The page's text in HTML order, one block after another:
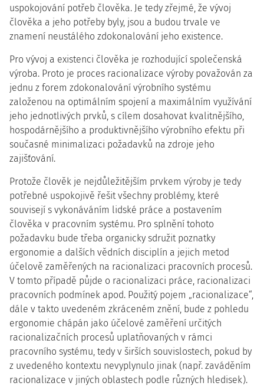
uspokojování potřeb člověka. Je tedy zřejmé, že vývoj
člověka a jeho potřeby byly, jsou a budou trvale ve
znamení neustálého zdokonalování jeho existence.
Pro vývoj a existenci člověka je rozhodující společenská
výroba. Proto je proces racionalizace výroby považován za
jednu z forem zdokonalování výrobního systému
založenou na optimálním spojení a maximálním využívání
jeho jednotlivých prvků, s cílem dosahovat kvalitnějšího,
hospodárnějšího a produktivnějšího výrobního efektu při
současné minimalizaci požadavků na zdroje jeho
zajišťování.
Protože člověk je nejdůležitějším prvkem výroby je tedy
potřebné uspokojivě řešit všechny problémy, které
souvisejí s vykonáváním lidské práce a postavením
člověka v pracovním systému. Pro splnění tohoto
požadavku bude třeba organicky sdružit poznatky
ergonomie a dalších vědních disciplín a jejich metod
účelově zaměřených na racionalizaci pracovních procesů.
V tomto případě půjde o racionalizaci práce, racionalizaci
pracovních podmínek apod. Použitý pojem „racionalizace“,
dále v takto uvedeném zkráceném znění, bude z pohledu
ergonomie chápán jako účelové zaměření určitých
racionalizačních procesů uplatňovaných v rámci
pracovního systému, tedy v širších souvislostech, pokud by
z uvedeného kontextu nevyplynulo jinak (např. zaváděním
racionalizace v jiných oblastech podle různých hledisek).